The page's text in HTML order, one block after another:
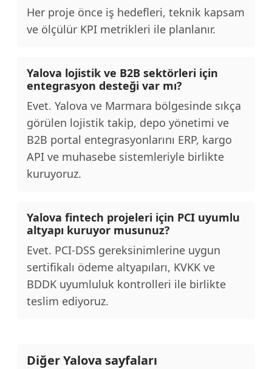
Her proje önce iş hedefleri, teknik kapsam
ve ölçülür KPI metrikleri ile planlanır.
Yalova lojistik ve B2B sektörleri için
entegrasyon desteği var mı?
Evet. Yalova ve Marmara bölgesinde sıkça
görülen lojistik takip, depo yönetimi ve
B2B portal entegrasyonlarını ERP, kargo
API ve muhasebe sistemleriyle birlikte
kuruyoruz.
Yalova fintech projeleri için PCI uyumlu
altyapı kuruyor musunuz?
Evet. PCI-DSS gereksinimlerine uygun
sertifikalı ödeme altyapıları, KVKK ve
BDDK uyumluluk kontrolleri ile birlikte
teslim ediyoruz.
Diğer Yalova sayfaları